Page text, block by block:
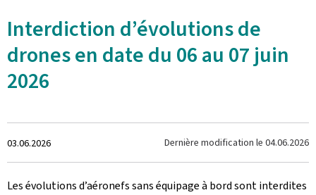
Interdiction d’évolutions de
drones en date du 06 au 07 juin
2026
Crée
le
03.06.2026 Dernière modification le 04.06.2026
Les évolutions d’aéronefs sans équipage à bord sont interdites